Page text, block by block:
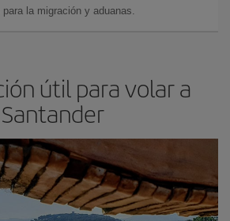
la migración y aduanas.
útil para volar a
Santander